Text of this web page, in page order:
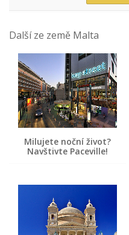
Další ze země Malta
Milujete noční život?
Navštivte Paceville!